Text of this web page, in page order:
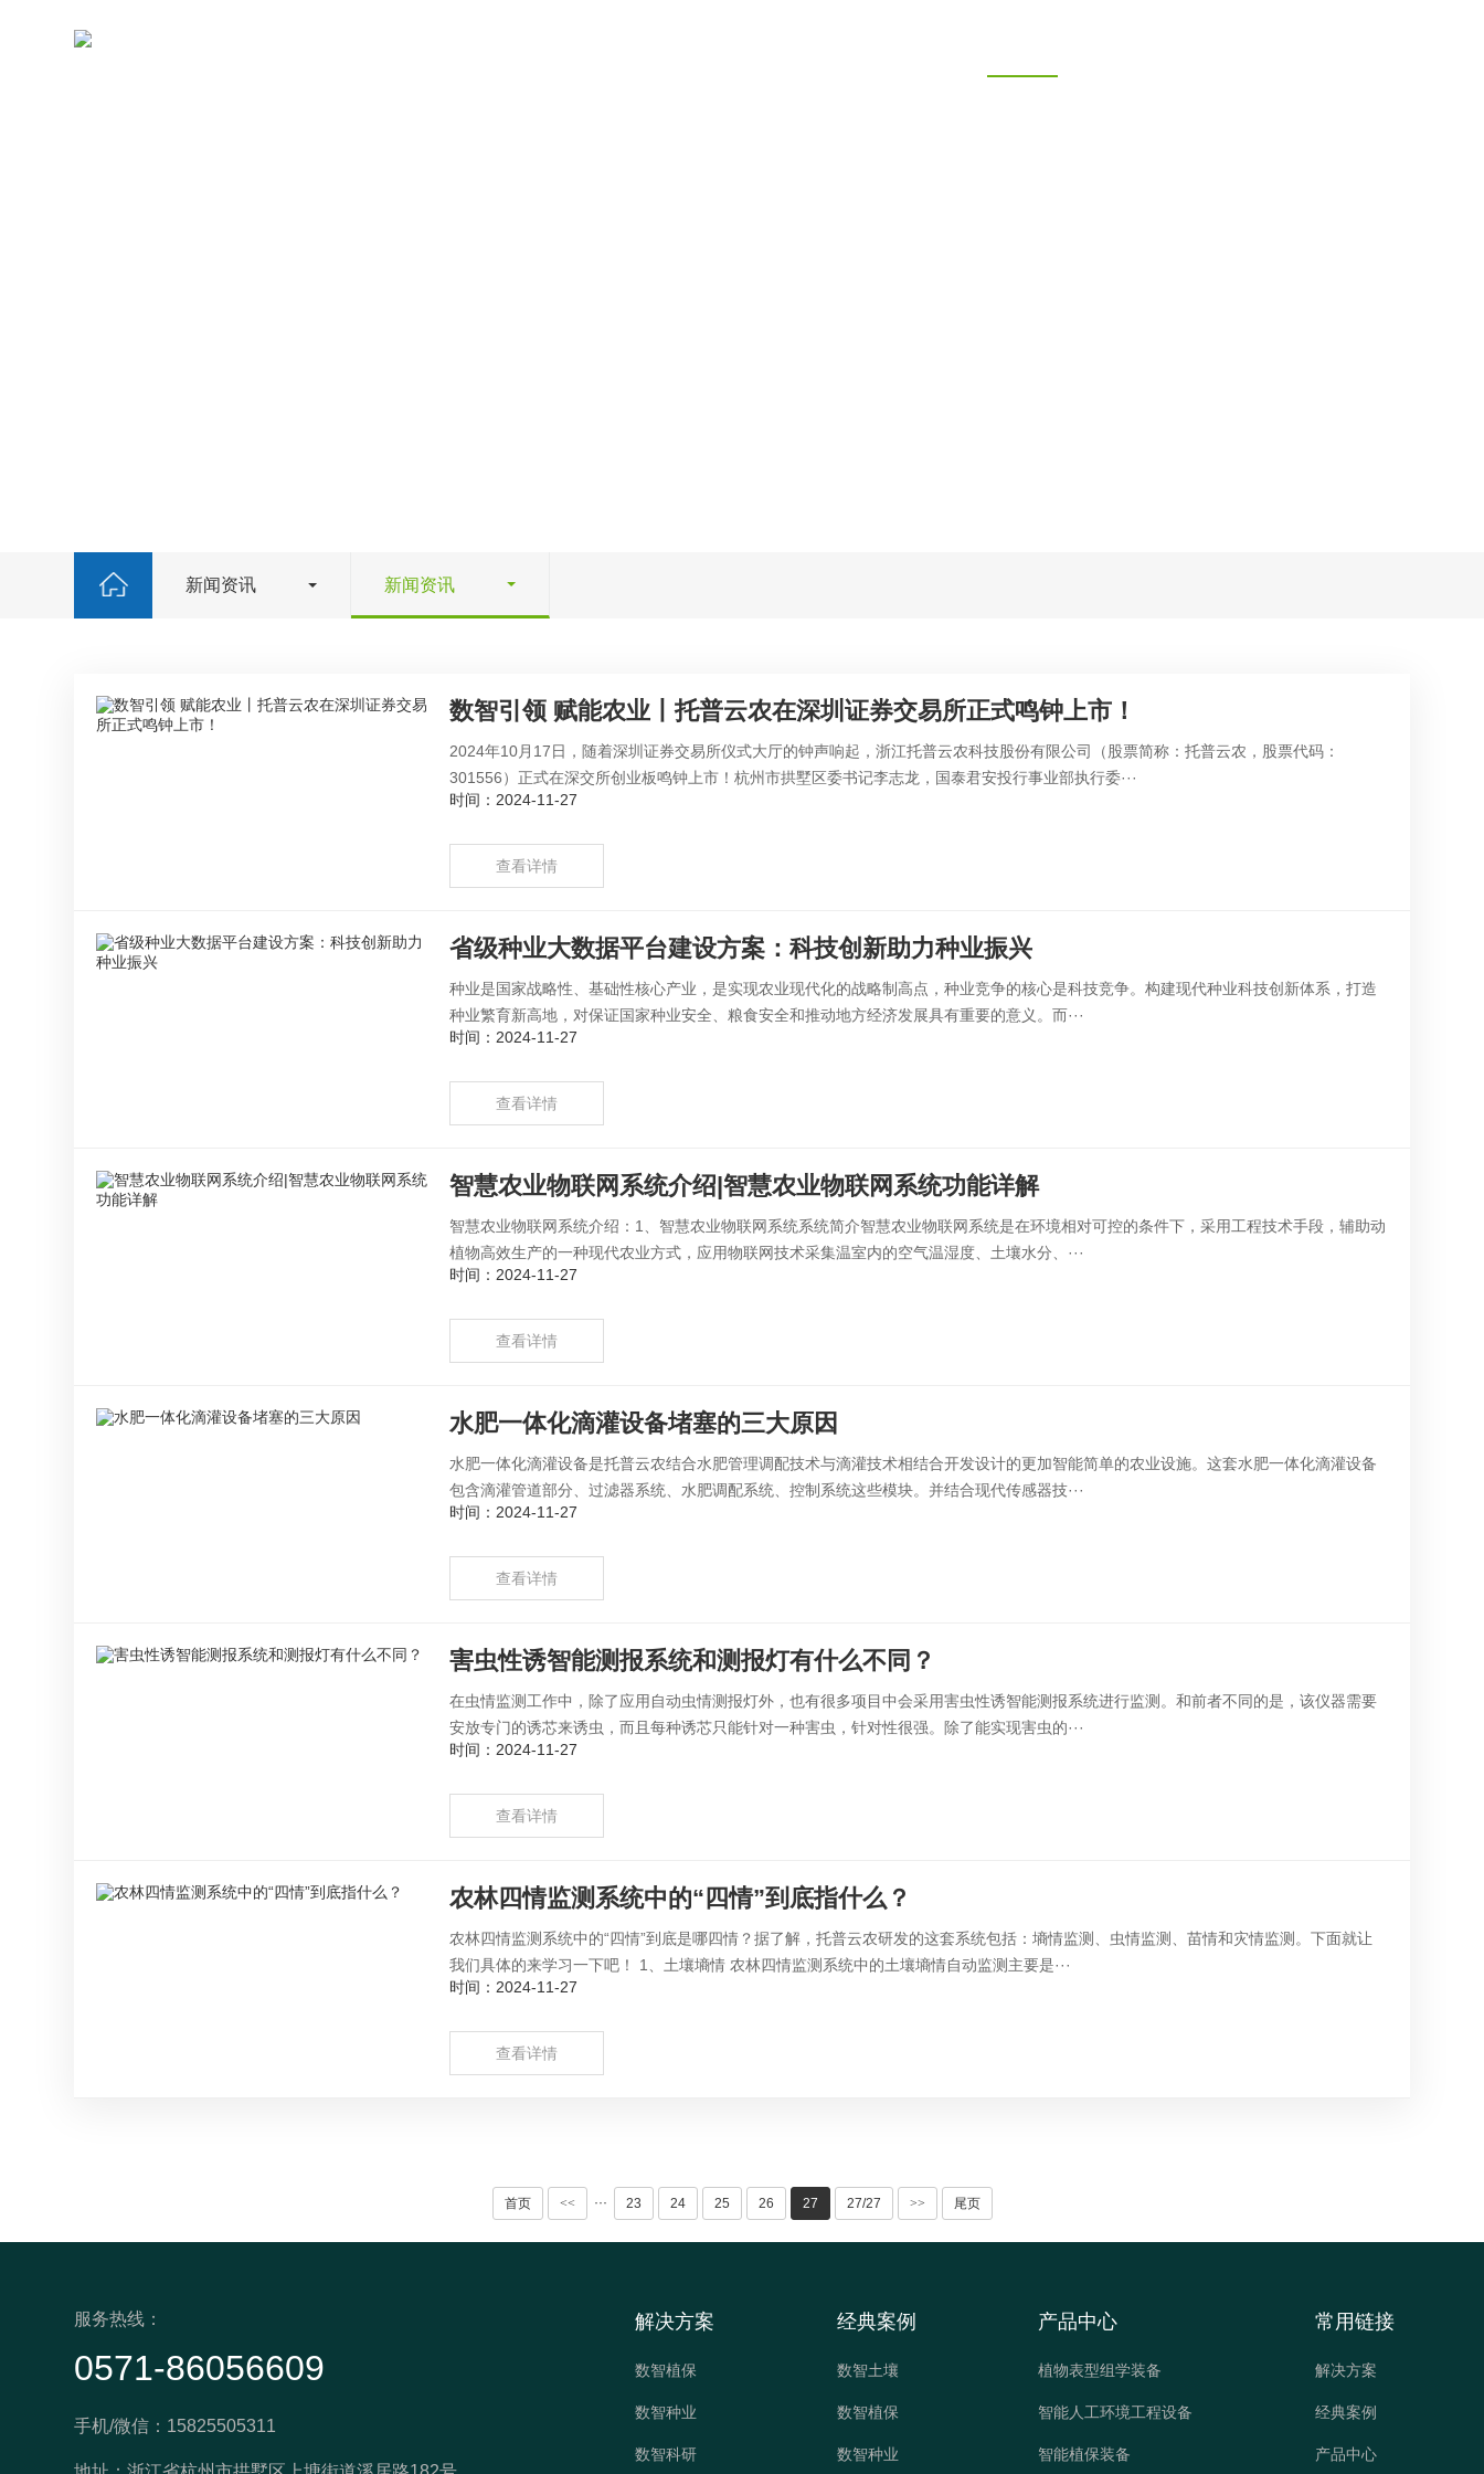
新闻资讯 新闻资讯
数智引领 赋能农业丨托普云农在深圳证券交易所正式鸣钟上市！
2024年10月17日，随着深圳证券交易所仪式大厅的钟声响起，浙江托普云农科技股份有限公司（股票简称：托普云农，股票代码：
301556）正式在深交所创业板鸣钟上市！杭州市拱墅区委书记李志龙，国泰君安投行事业部执行委···
时间：2024-11-27
查看详情
省级种业大数据平台建设方案：科技创新助力种业振兴
种业是国家战略性、基础性核心产业，是实现农业现代化的战略制高点，种业竞争的核心是科技竞争。构建现代种业科技创新体系，打造
种业繁育新高地，对保证国家种业安全、粮食安全和推动地方经济发展具有重要的意义。而···
时间：2024-11-27
查看详情
智慧农业物联网系统介绍|智慧农业物联网系统功能详解
智慧农业物联网系统介绍：1、智慧农业物联网系统系统简介智慧农业物联网系统是在环境相对可控的条件下，采用工程技术手段，辅助动
植物高效生产的一种现代农业方式，应用物联网技术采集温室内的空气温湿度、土壤水分、···
时间：2024-11-27
查看详情
水肥一体化滴灌设备堵塞的三大原因
水肥一体化滴灌设备是托普云农结合水肥管理调配技术与滴灌技术相结合开发设计的更加智能简单的农业设施。这套水肥一体化滴灌设备
包含滴灌管道部分、过滤器系统、水肥调配系统、控制系统这些模块。并结合现代传感器技···
时间：2024-11-27
查看详情
害虫性诱智能测报系统和测报灯有什么不同？
在虫情监测工作中，除了应用自动虫情测报灯外，也有很多项目中会采用害虫性诱智能测报系统进行监测。和前者不同的是，该仪器需要
安放专门的诱芯来诱虫，而且每种诱芯只能针对一种害虫，针对性很强。除了能实现害虫的···
时间：2024-11-27
查看详情
农林四情监测系统中的“四情”到底指什么？
农林四情监测系统中的“四情”到底是哪四情？据了解，托普云农研发的这套系统包括：墒情监测、虫情监测、苗情和灾情监测。下面就让
我们具体的来学习一下吧！ 1、土壤墒情 农林四情监测系统中的土壤墒情自动监测主要是···
时间：2024-11-27
查看详情
首页 << ··· 23 24 25 26 27 27/27 >> 尾页
服务热线：
0571-86056609
手机/微信：15825505311
解决方案
数智植保
数智种业
数智科研
经典案例
数智土壤
数智植保
数智种业
产品中心
植物表型组学装备
智能人工环境工程设备
智能植保装备
常用链接
解决方案
经典案例
产品中心